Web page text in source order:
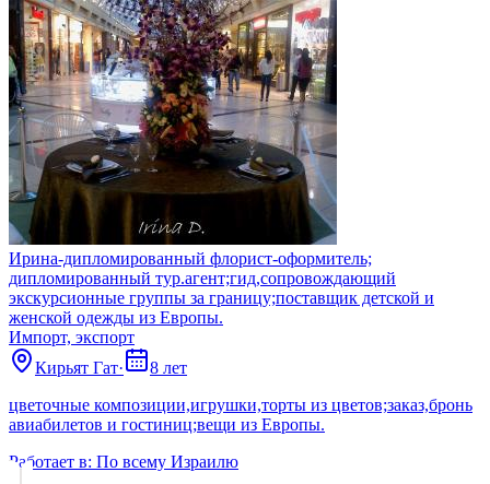
Ирина-дипломированный флорист-оформитель;
дипломированный тур.агент;гид,сопровождающий
экскурсионные группы за границу;поставщик детской и
женской одежды из Европы.
Импорт, экспорт
Кирьят Гат·
8 лет
цветочные композиции,игрушки,торты из цветов;заказ,бронь
авиабилетов и гостиниц;вещи из Европы.
Работает в: По всему Израилю